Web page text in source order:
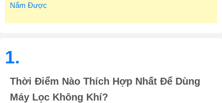
Nắm Được
1.
Thời Điểm Nào Thích Hợp Nhất Để Dùng
Máy Lọc Không Khí?